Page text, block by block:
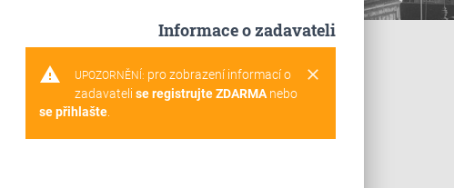
Informace o zadavateli
warning clear
UPOZORNĚNÍ: pro zobrazení informací o
zadavateli se registrujte ZDARMAnebo
se přihlašte.